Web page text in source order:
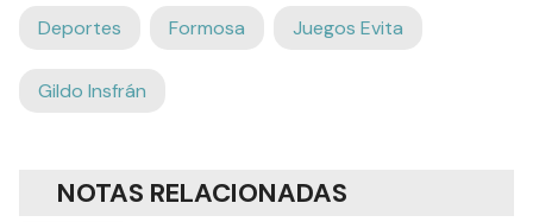
Deportes Formosa Juegos Evita
Gildo Insfrán
NOTAS RELACIONADAS